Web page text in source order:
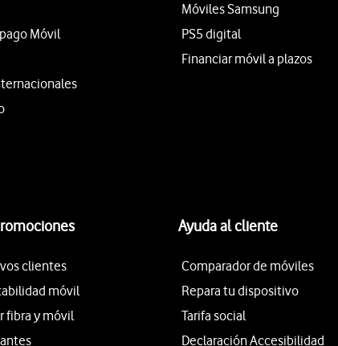
Móvil
Móviles Samsung
PS5 digital
Financiar móvil a plazos
clientes
móvil
fibra y móvil
Ayuda al cliente
Comparador de móviles
Repara tu dispositivo
Tarifa social
Declaración Accesibilidad